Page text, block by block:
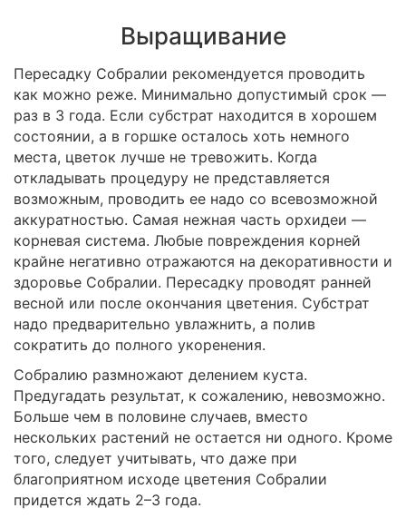
Выращивание
Пересадку Собралии рекомендуется проводить
как можно реже. Минимально допустимый срок —
раз в 3 года. Если субстрат находится в хорошем
состоянии, а в горшке осталось хоть немного
места, цветок лучше не тревожить. Когда
откладывать процедуру не представляется
возможным, проводить ее надо со всевозможной
аккуратностью. Самая нежная часть орхидеи —
корневая система. Любые повреждения корней
крайне негативно отражаются на декоративности и
здоровье Собралии. Пересадку проводят ранней
весной или после окончания цветения. Субстрат
надо предварительно увлажнить, а полив
сократить до полного укоренения.
Собралию размножают делением куста.
Предугадать результат, к сожалению, невозможно.
Больше чем в половине случаев, вместо
нескольких растений не остается ни одного. Кроме
того, следует учитывать, что даже при
благоприятном исходе цветения Собралии
придется ждать 2–3 года.